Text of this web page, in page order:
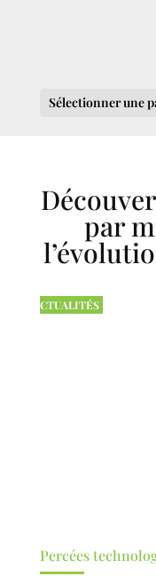
Sélectionner une
par
CTUALITÉS
Percées